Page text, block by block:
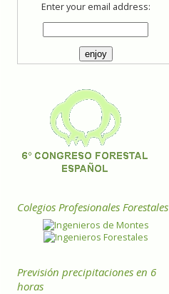
Enter your email address:
Colegios Profesionales Forestales
Previsión precipitaciones en 6
horas